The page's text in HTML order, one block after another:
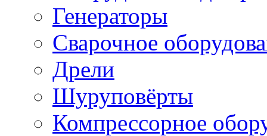
Генераторы
Сварочное
Дрели
Шуруповёрты
Компрессорное